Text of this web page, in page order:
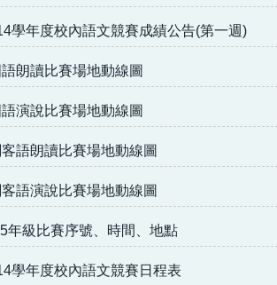
學年度校內語文競賽成績公告(第一週)
語朗讀比賽場地動線圖
語演說比賽場地動線圖
語朗讀比賽場地動線圖
語演說比賽場地動線圖
年級比賽序號、時間、地點
學年度校內語文競賽日程表